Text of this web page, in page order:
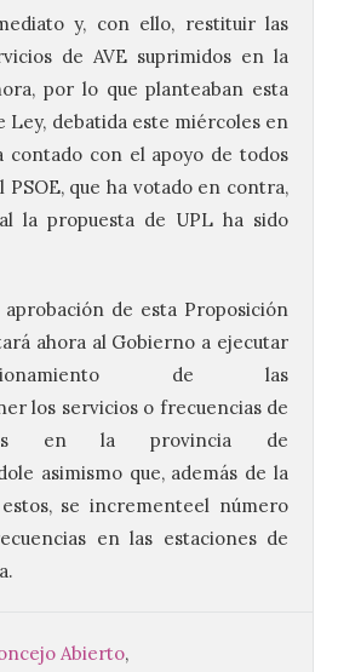
y, con ello, restituir las
de AVE suprimidos en la
por lo que planteaban esta
Ley, debatida este miércoles en
contado con el apoyo de todos
PSOE, que ha votado en contra,
la propuesta de UPL ha sido
de esta Proposición
ahora al Gobierno a ejecutar
de las
los servicios o frecuencias de
en la provincia de
asimismo que, además de la
se incrementeel número
en las estaciones de
Abierto,
un
celebrará
de La
presenta el
Fest Summer
una nueva cita
de las fiestas
de plenos del
oficial del Brujería